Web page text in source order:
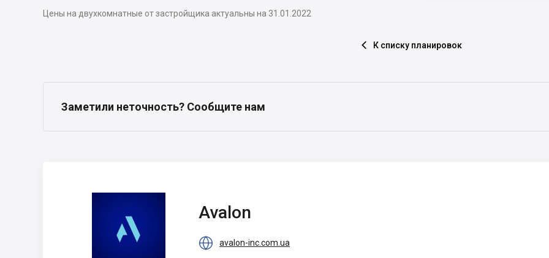
Цены на двухкомнатные от застройщика актуальны на 31.01.2022
 К списку планировок
Заметили неточность? Сообщите нам
Avalon
 avalon-inc.com.ua